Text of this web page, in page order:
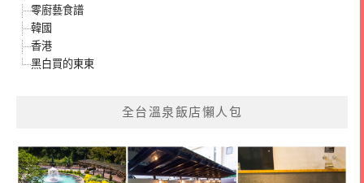
零廚藝食譜
韓國
香港
黑白買的東東
全台溫泉飯店懶人包